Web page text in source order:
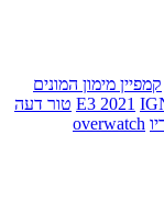
קמפיין מימון המונים
E3 2021 טור דעה
overwatch